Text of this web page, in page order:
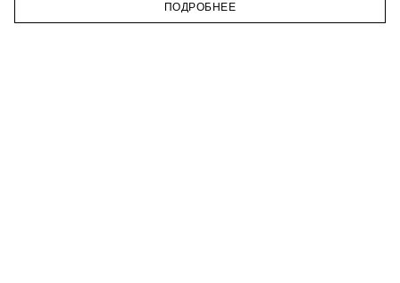
ПОДРОБНЕЕ
ГЛАВНАЯ КАТАЛОГ КОРЗИНА ПРОФИЛЬ